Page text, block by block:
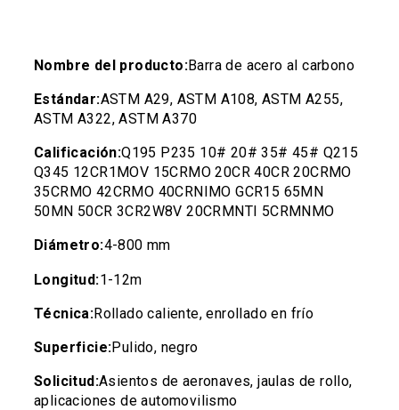
Nombre del producto:Barra de acero al carbono
Estándar:ASTM A29, ASTM A108, ASTM A255,
ASTM A322, ASTM A370
Calificación:Q195 P235 10# 20# 35# 45# Q215
Q345 12CR1MOV 15CRMO 20CR 40CR 20CRMO
35CRMO 42CRMO 40CRNIMO GCR15 65MN
50MN 50CR 3CR2W8V 20CRMNTI 5CRMNMO
Diámetro:4-800 mm
Longitud:1-12m
Técnica:Rollado caliente, enrollado en frío
Superficie:Pulido, negro
Solicitud:Asientos de aeronaves, jaulas de rollo,
aplicaciones de automovilismo